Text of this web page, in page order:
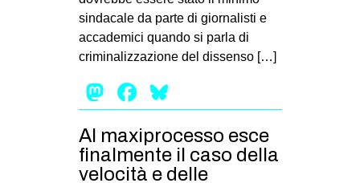
tw
ms
SEARCH
sindacale da parte di giornalisti e
accademici quando si parla di
criminalizzazione del dissenso […]
Mastodon
Facebook
Al maxiprocesso esce
finalmente il caso della
velocità e delle